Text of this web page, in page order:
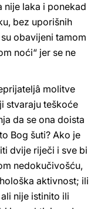
nije laka i ponekad
bez uporišnih
obavijeni tamom
noći“ jer se ne
molitve
stvaraju teškoće
da se ona doista
Bog šuti? Ako je
dvije riječi i sve bi
nedokučivošću,
aktivnost; ili
nije istinito ili